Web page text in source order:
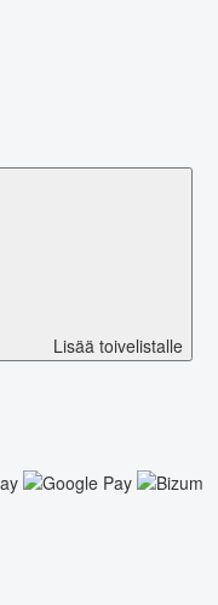
Lisää toivelistalle